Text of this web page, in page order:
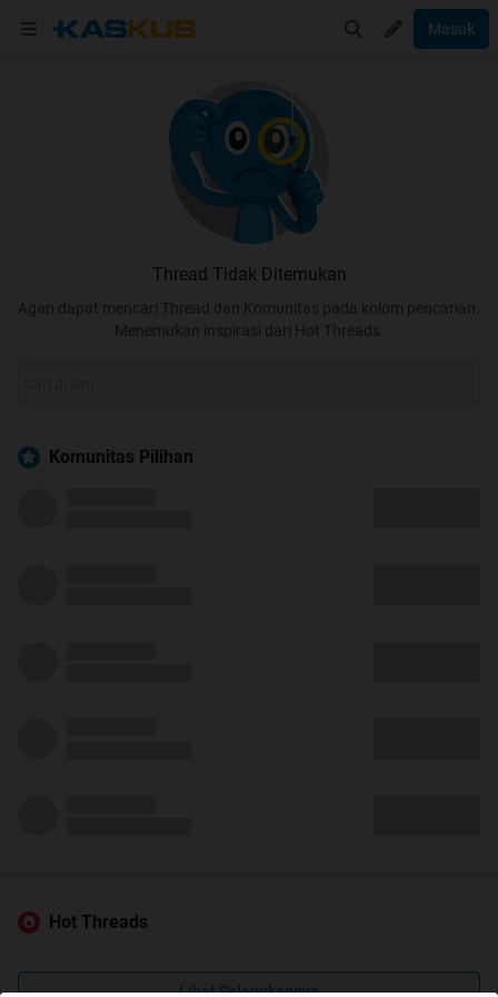
Masuk
Thread Tidak Ditemukan
Agan dapat mencari Thread dan Komunitas pada kolom pencarian.
Menemukan inspirasi dari Hot Threads.
Komunitas Pilihan
Hot Threads
Lihat Selengkapnya